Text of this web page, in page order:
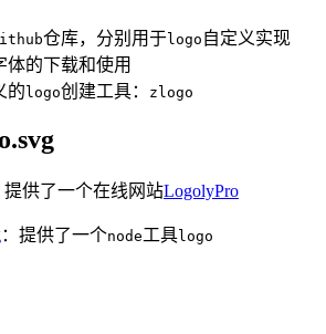
仓库，分别用于logo 自定义实现
体的下载和使用
的logo创建工具： zlogo
提供了一个在线网站LogolyPro
：提供了一个node工具logo